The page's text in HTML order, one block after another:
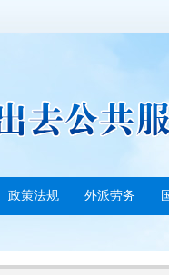
政策法规 外派劳务